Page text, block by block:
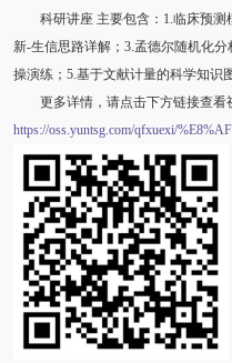
科研讲座 主要包含：1.临床预测
新-生信思路详解；3.孟德尔随机化
操演练；5.基于文献计量的科学知识
更多详情，请点击下方链接查看
https://oss.yuntsg.com/qfxuexi/